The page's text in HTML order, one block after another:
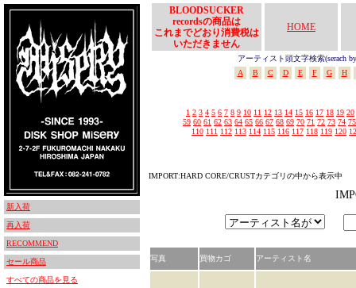
新入荷
再入荷
RECOMMEND
セール商品
すべての商品を見る
BLOODSUCKER
recordsの商品は
これまでどおり消費税は
いただきません
HOME
アーティスト頭文字検索(serach
A
B C D E F G H
1 2 3 4 5 6 7 8 9 10 11 12 13 14 15 16 17 18 19 20
59 60 61 62 63 64 65 66 67 68 69 70 71 72 73 74 75
110 111 112 113 114 115 116 117 118 119 120
IMPORT:HARD CORE/CRUSTカテゴリの中から表示中
写真 買物カゴ アーティスト名